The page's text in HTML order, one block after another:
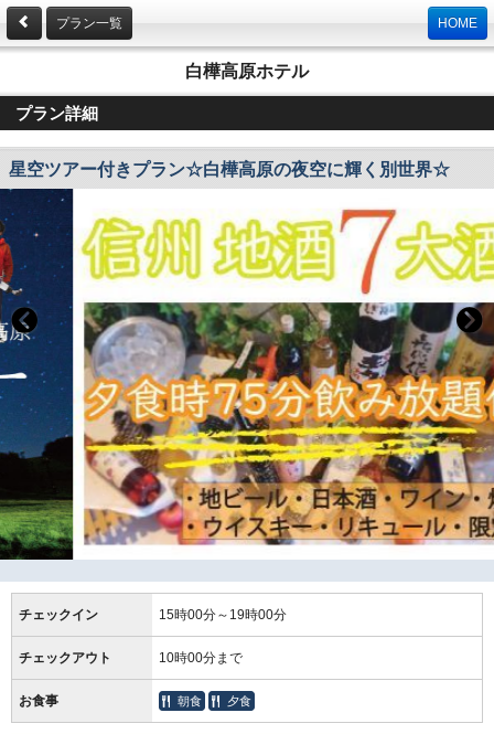
プラン一覧 HOME
白樺高原ホテル
プラン詳細
星空ツアー付きプラン☆白樺高原の夜空に輝く別世界☆
チェックイン 15時00分～19時00分
チェックアウト 10時00分まで
お食事 朝食 夕食